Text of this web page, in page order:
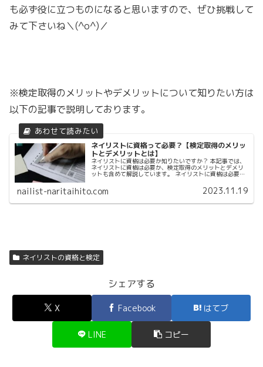
も必ず役に立つものになると思いますので、ぜひ挑戦して
みて下さいね＼(^o^)／
※検定取得のメリットやデメリットについて知りたい方は
以下の記事で説明しております。
ネイリストに資格って必要？【検定取得のメリッ
トとデメリットとは】
ネイリストに資格は必要か知りたいですか？ 本記事では、
ネイリストに資格は必要か、検定取得のメリットとデメリ
ットも含めて解説しています。 ネイリストに資格は必要か
nailist-naritaihito.com 2023.11.19
ネイリストの資格と検定
シェアする
X Facebook はてブ
LINE コピー